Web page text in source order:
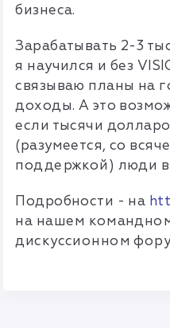
бизнеса.
Зарабатывать 2-3
я научился и без
связываю планы на
доходы. А это
если тысячи
(разумеется, со
поддержкой) люди
Подробности - на
на нашем
дискуссионном